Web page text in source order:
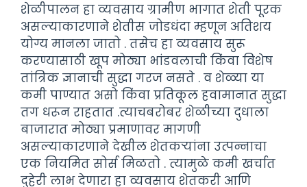
शेळीपालन हा व्यवसाय ग्रामीण भागात शेती पूरक
असल्याकारणाने शेतीस जोडधंदा म्हणून अतिशय
योग्य मानला जातो . तसेच हा व्यवसाय सुरू
करण्यासाठी खूप मोठ्या भांडवलाची किंवा विशेष
तांत्रिक ज्ञानाची सुद्धा गरज नसते . व शेळ्या या
कमी पाण्यात असो किंवा प्रतिकूल हवामानात सुद्धा
तग धरून राहतात .त्याचबरोबर शेळीच्या दुधाला
बाजारात मोठ्या प्रमाणावर मागणी
असल्याकारणाने देखील शेतकऱ्यांना उत्पन्नाचा
एक नियमित सोर्स मिळतो . त्यामुळे कमी खर्चात
दुहेरी लाभ देणारा हा व्यवसाय शेतकरी आणि